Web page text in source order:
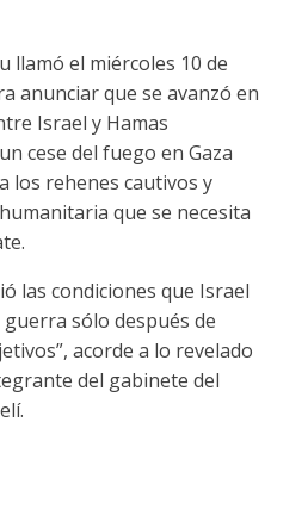
llamó el miércoles 10 de
anunciar que se avanzó en
Israel y Hamas
cese del fuego en Gaza
los rehenes cautivos y
que se necesita
las condiciones que Israel
sólo después de
acorde a lo revelado
del gabinete del